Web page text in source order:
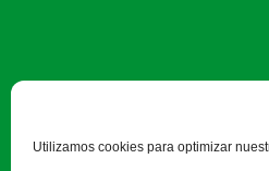
Utilizamos cookies para optimizar